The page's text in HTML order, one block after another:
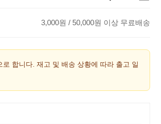
3,000원 / 50,000원 이상 무료배송
합니다. 재고 및 배송 상황에 따라 출고 일